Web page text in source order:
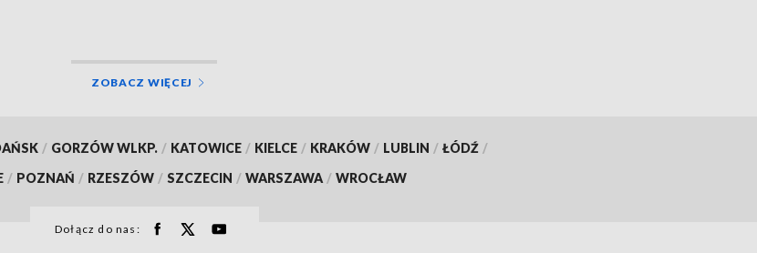
ZOBACZ WIĘCEJ
/ GORZÓW WLKP. / KATOWICE / KIELCE / KRAKÓW / LUBLIN / ŁÓDŹ /
/ POZNAŃ / RZESZÓW / SZCZECIN / WARSZAWA / WROCŁAW
Dołącz do nas: